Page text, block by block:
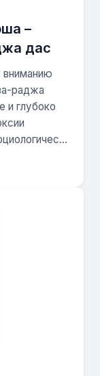
–
дас
вниманию
раджа
и глубоко